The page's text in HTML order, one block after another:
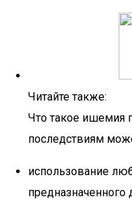
Читайте также:
Что такое ишемия
последствиям
использование